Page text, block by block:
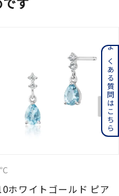
℃
ホワイトゴールド ピア
よくある質問はこちら